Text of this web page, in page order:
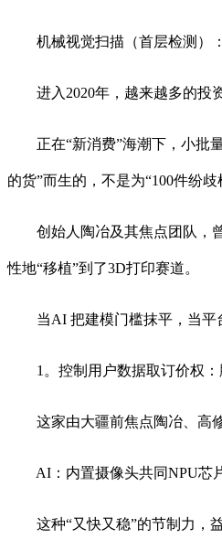
机械视觉扫描（首层检测）：
进入2020年，越来越多的投资
正在“新消费”海潮下，小批量
的货”而生的，不是为“100件纷歧
创始人陶冶及其焦点团队，曾
性地“移植”到了3D打印赛道。
当AI 把建模门槛抹平，当平台
1。控制用户数据取订价权：
这家由大疆前焦点陶冶、高修
AI：内置摄像头共同NPU芯片
这种“又快又稳”的节制力，益